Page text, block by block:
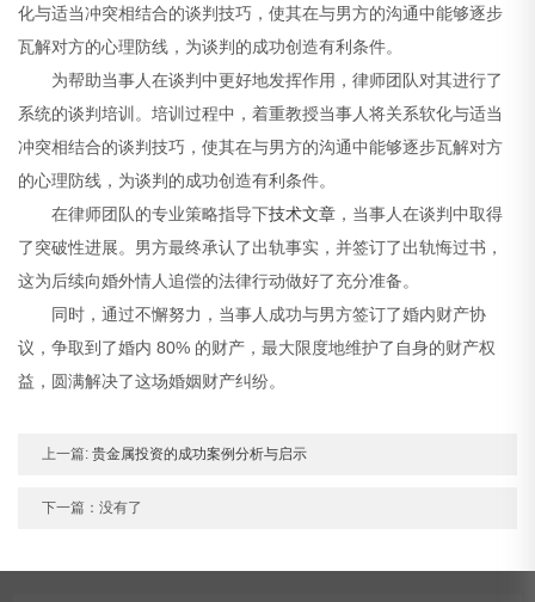
化与适当冲突相结合的谈判技巧，使其在与男方的沟通中能够逐步
瓦解对方的心理防线，为谈判的成功创造有利条件。
为帮助当事人在谈判中更好地发挥作用，律师团队对其进行了
系统的谈判培训。培训过程中，着重教授当事人将关系软化与适当
冲突相结合的谈判技巧，使其在与男方的沟通中能够逐步瓦解对方
的心理防线，为谈判的成功创造有利条件。
在律师团队的专业策略指导下技术文章 ，当事人在谈判中取得
了突破性进展。男方最终承认了出轨事实，并签订了出轨悔过书，
这为后续向婚外情人追偿的法律行动做好了充分准备。
同时，通过不懈努力，当事人成功与男方签订了婚内财产协
议，争取到了婚内 80% 的财产，最大限度地维护了自身的财产权
益，圆满解决了这场婚姻财产纠纷。
上一篇: 贵金属投资的成功案例分析与启示
下一篇：没有了